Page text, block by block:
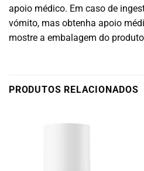
apoio médico. Em caso de
vómito, mas obtenha apoio
mostre a embalagem do
PRODUTOS RELACIONADOS